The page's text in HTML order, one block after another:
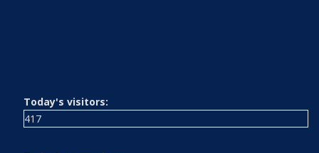
Today's visitors:
417